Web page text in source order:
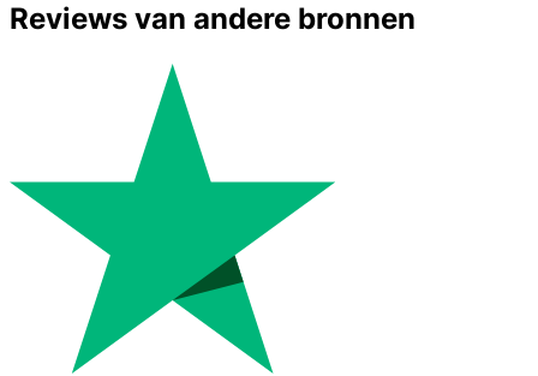
Reviews van andere bronnen